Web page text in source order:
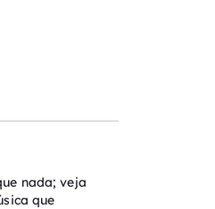
nada; veja
que